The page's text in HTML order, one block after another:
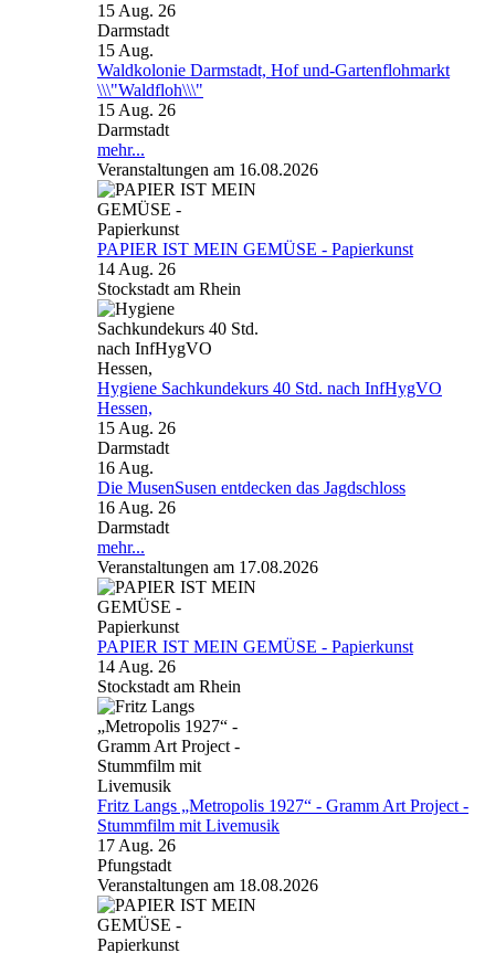
15 Aug. 26
Darmstadt
15 Aug.
Waldkolonie Darmstadt, Hof und-Gartenflohmarkt
\\\"Waldfloh\\\"
15 Aug. 26
Darmstadt
mehr...
Veranstaltungen am 16.08.2026
PAPIER IST MEIN GEMÜSE - Papierkunst
14 Aug. 26
Stockstadt am Rhein
Hygiene Sachkundekurs 40 Std. nach InfHygVO
Hessen,
15 Aug. 26
Darmstadt
16 Aug.
Die MusenSusen entdecken das Jagdschloss
16 Aug. 26
Darmstadt
mehr...
Veranstaltungen am 17.08.2026
PAPIER IST MEIN GEMÜSE - Papierkunst
14 Aug. 26
Stockstadt am Rhein
Fritz Langs „Metropolis 1927“ - Gramm Art Project -
Stummfilm mit Livemusik
17 Aug. 26
Pfungstadt
Veranstaltungen am 18.08.2026